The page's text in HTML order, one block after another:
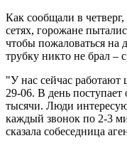
Как сообщали в
сетях, горожане
чтобы пожаловаться на
трубку никто не брал –
"У нас сейчас работают
29-06. В день поступает
тысячи. Люди
каждый звонок по 2-3
сказала собеседница